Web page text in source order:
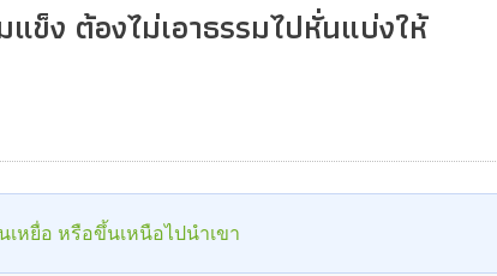
ข็ง ต้องไม่เอาธรรมไปหั่นแบ่งให้
เหยื่อ หรือขึ้นเหนือไปนำเขา